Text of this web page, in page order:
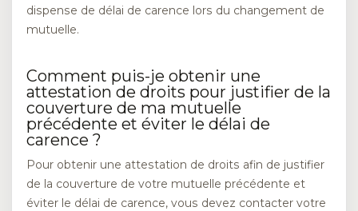
dispense de délai de carence lors du changement de
mutuelle.
Comment puis-je obtenir une
attestation de droits pour justifier de la
couverture de ma mutuelle
précédente et éviter le délai de
carence ?
Pour obtenir une attestation de droits afin de justifier
de la couverture de votre mutuelle précédente et
éviter le délai de carence, vous devez contacter votre